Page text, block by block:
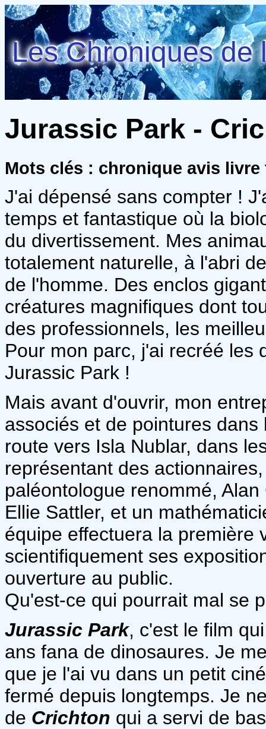
Les Chroniques de
Jurassic Park -
Mots clés : chronique avis
J'ai dépensé sans compter !
temps et fantastique où la
du divertissement. Mes
totalement naturelle, à l'abri
de l'homme. Des enclos
créatures magnifiques dont
des professionnels, les
Pour mon parc, j'ai recréé les
Jurassic Park !
Mais avant d'ouvrir, mon
associés et de pointures
route vers Isla Nublar, dans
représentant des
paléontologue renommé,
Ellie Sattler, et un
équipe effectuera la première
scientifiquement ses
ouverture au public.
Qu'est-ce qui pourrait mal se
Jurassic Park, c'est le film
ans fana de dinosaures. Je
que je l'ai vu dans un petit
fermé depuis longtemps. Je
de Crichton qui a servi de